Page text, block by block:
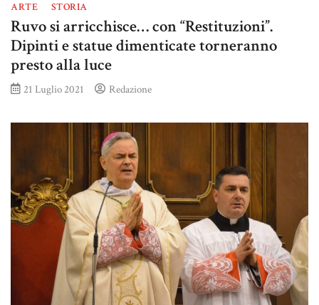
ARTE STORIA
Ruvo si arricchisce… con “Restituzioni”.
Dipinti e statue dimenticate torneranno
presto alla luce
21 Luglio 2021 Redazione